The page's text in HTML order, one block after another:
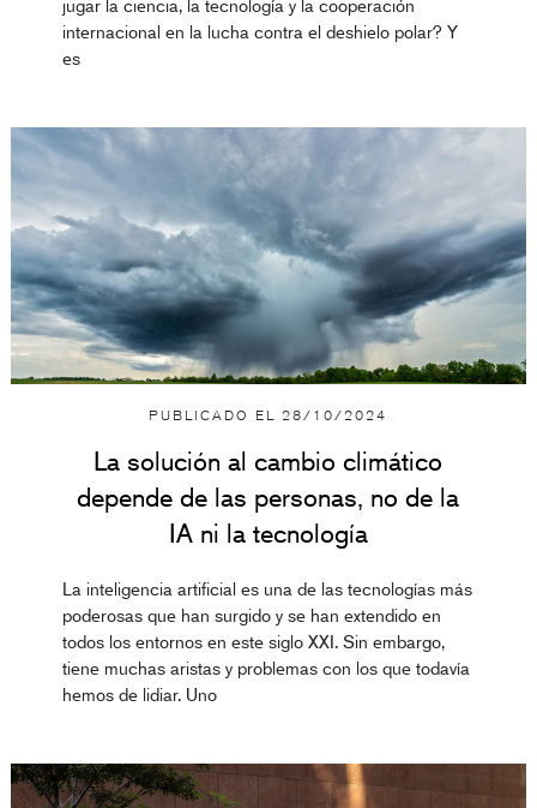
jugar la ciencia, la tecnología y la cooperación
internacional en la lucha contra el deshielo polar? Y
es
PUBLICADO EL28/10/2024
La solución al cambio climático
depende de las personas, no de la
IA ni la tecnología
La inteligencia artificial es una de las tecnologías más
poderosas que han surgido y se han extendido en
todos los entornos en este siglo XXI. Sin embargo,
tiene muchas aristas y problemas con los que todavía
hemos de lidiar. Uno